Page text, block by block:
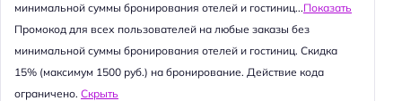
минимальной суммы бронирования отелей и гостиниц...Показать
Промокод для всех пользователей на любые заказы без
минимальной суммы бронирования отелей и гостиниц. Скидка
15% (максимум 1500 руб.) на бронирование. Действие кода
ограничено. Скрыть